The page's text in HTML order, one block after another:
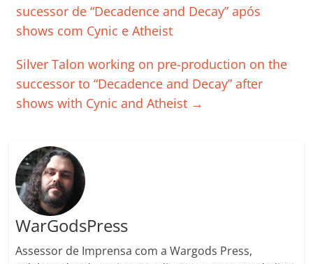
b
o
o
k
A
p
dI
n
e
ss
ro
Li ar
ar
sucessor de “Decadence and Decay” após
shows com Cynic e Atheist
Silver Talon working on pre-production on the
successor to “Decadence and Decay” after
shows with Cynic and Atheist →
WarGodsPress
Assessor de Imprensa com a Wargods Press,